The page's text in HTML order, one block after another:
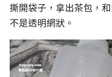
撕開袋子，拿出茶包，
不是透明網狀。